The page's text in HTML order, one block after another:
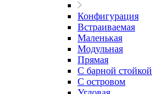
Конфигурация
Встраиваемая
Маленькая
Модульная
Прямая
С барной стойкой
С островом